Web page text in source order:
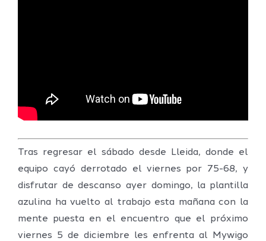
Tras regresar el sábado desde Lleida, donde el
equipo cayó derrotado el viernes por 75-68, y
disfrutar de descanso ayer domingo, la plantilla
azulina ha vuelto al trabajo esta mañana con la
mente puesta en el encuentro que el próximo
viernes 5 de diciembre les enfrenta al Mywigo